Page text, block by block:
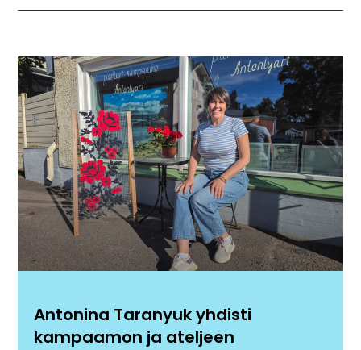
Antonina Taranyuk yhdisti
kampaamon ja ateljeen